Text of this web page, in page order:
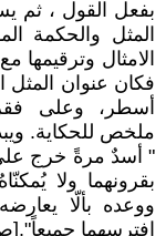
بفعل القول ، ثم
المثل والحكمة
الامثال وترقيمها
فكان عنوان
أسطر، وعلى
ملخص للحكاية.
" أسدٌ مرةً خرج على
بقرونهما ولا
ووعده بألّا
افترسهما